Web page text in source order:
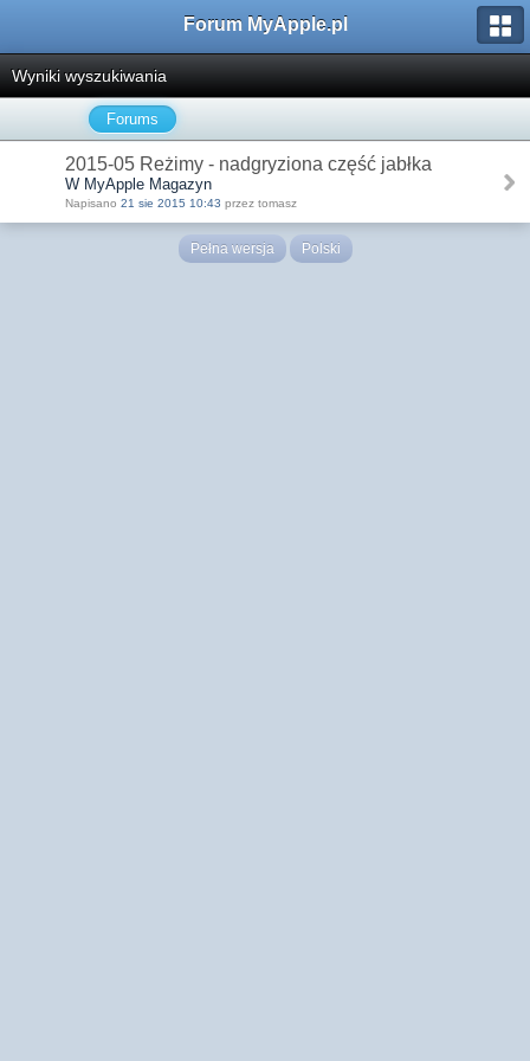
Forum MyApple.pl
Wyniki wyszukiwania
Forums
2015-05 Reżimy - nadgryziona część jabłka
W MyApple Magazyn
Napisano 21 sie 2015 10:43 przez tomasz
Pełna wersja Polski